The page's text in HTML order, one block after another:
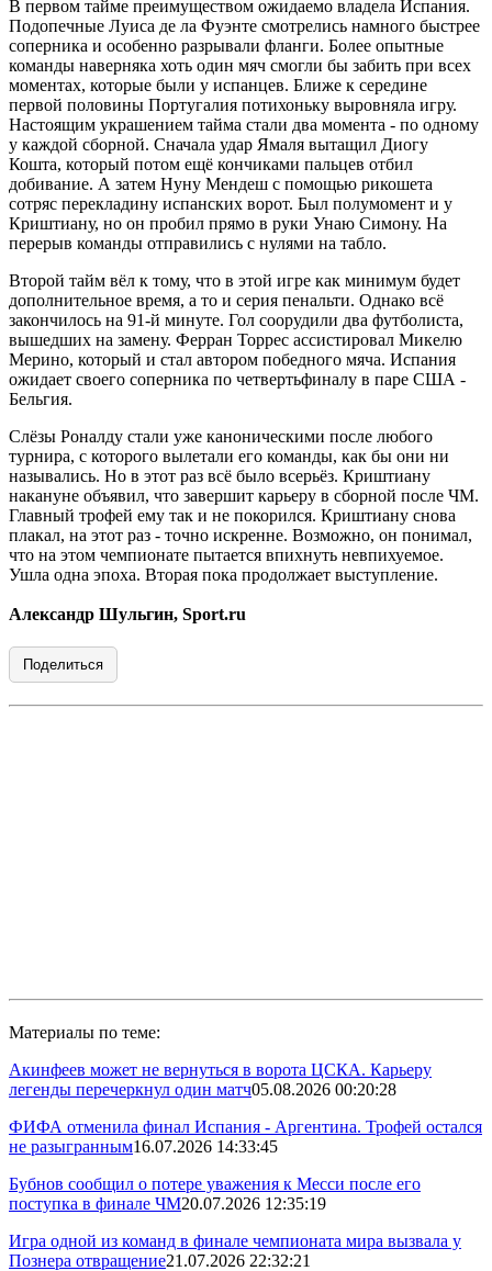
В первом тайме преимуществом ожидаемо владела Испания.
Подопечные Луиса де ла Фуэнте смотрелись намного быстрее
соперника и особенно разрывали фланги. Более опытные
команды наверняка хоть один мяч смогли бы забить при всех
моментах, которые были у испанцев. Ближе к середине
первой половины Португалия потихоньку выровняла игру.
Настоящим украшением тайма стали два момента - по одному
у каждой сборной. Сначала удар Ямаля вытащил Диогу
Кошта, который потом ещё кончиками пальцев отбил
добивание. А затем Нуну Мендеш с помощью рикошета
сотряс перекладину испанских ворот. Был полумомент и у
Криштиану, но он пробил прямо в руки Унаю Симону. На
перерыв команды отправились с нулями на табло.
Второй тайм вёл к тому, что в этой игре как минимум будет
дополнительное время, а то и серия пенальти. Однако всё
закончилось на 91-й минуте. Гол соорудили два футболиста,
вышедших на замену. Ферран Торрес ассистировал Микелю
Мерино, который и стал автором победного мяча. Испания
ожидает своего соперника по четвертьфиналу в паре США -
Бельгия.
Слёзы Роналду стали уже каноническими после любого
турнира, с которого вылетали его команды, как бы они ни
назывались. Но в этот раз всё было всерьёз. Криштиану
накануне объявил, что завершит карьеру в сборной после ЧМ.
Главный трофей ему так и не покорился. Криштиану снова
плакал, на этот раз - точно искренне. Возможно, он понимал,
что на этом чемпионате пытается впихнуть невпихуемое.
Ушла одна эпоха. Вторая пока продолжает выступление.
Александр Шульгин, Sport.ru
Поделиться
Материалы по теме:
Акинфеев может не вернуться в ворота ЦСКА. Карьеру
легенды перечеркнул один матч05.08.2026 00:20:28
ФИФА отменила финал Испания - Аргентина. Трофей остался
не разыгранным16.07.2026 14:33:45
Бубнов сообщил о потере уважения к Месси после его
поступка в финале ЧМ20.07.2026 12:35:19
Игра одной из команд в финале чемпионата мира вызвала у
Познера отвращение21.07.2026 22:32:21